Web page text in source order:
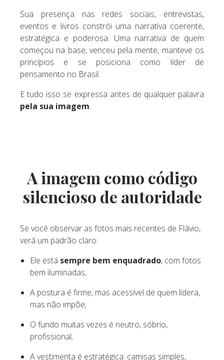
Sua presença nas redes sociais, entrevistas,
eventos e livros constrói uma narrativa coerente,
estratégica e poderosa. Uma narrativa de quem
começou na base, venceu pela mente, manteve os
princípios e se posiciona como líder de
pensamento no Brasil.
E tudo isso se expressa antes de qualquer palavra
pela sua imagem.
A imagem como código
silencioso de autoridade
Se você observar as fotos mais recentes de Flávio,
verá um padrão claro:
Ele está sempre bem enquadrado, com fotos
bem iluminadas;
A postura é firme, mas acessível de quem lidera,
mas não impõe;
O fundo muitas vezes é neutro, sóbrio,
profissional;
A vestimenta é estratégica: camisas simples,